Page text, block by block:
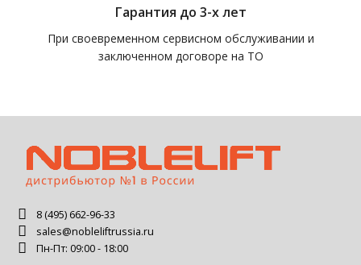
Гарантия до 3-х лет
При своевременном сервисном обслуживании и
заключенном договоре на ТО
8 (495) 662-96-33
sales@nobleliftrussia.ru
Пн-Пт: 09:00 - 18:00